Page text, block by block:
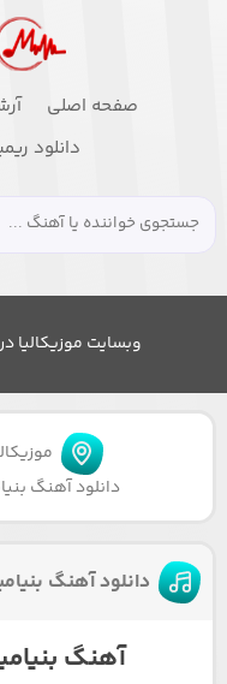
صفحه اصلی
دانلود
وبسایت
دانلود آهنگ
دانلود آهنگ
آهنگ